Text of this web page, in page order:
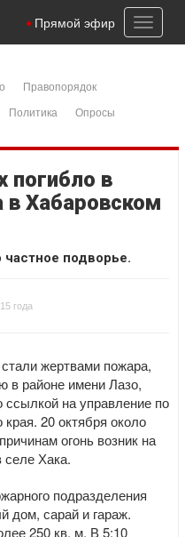
Toggle
Прямой эфир
Правопорядок
Политика
Опросы
погибло в
в Хабаровском
подворье.
года
жертвами пожара,
в районе имени Лазо,
на управление по
20 октября около
огонь возник на
селе Хака.
подразделения
дом, сарай и гараж.
250 кв. м. В 5:10